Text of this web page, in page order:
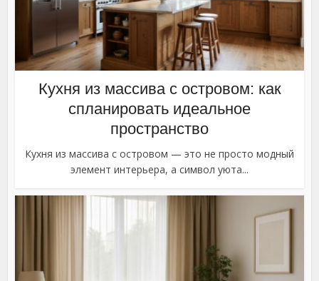
Кухня из массива с островом: как
спланировать идеальное
пространство
Кухня из массива с островом — это не просто модный
элемент интерьера, а символ уюта...